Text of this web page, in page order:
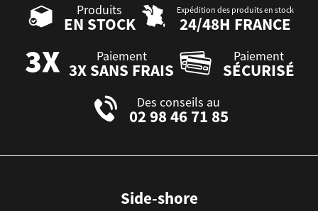
Produits
EN STOCK
Expédition des produits en stock
24/48H FRANCE
Paiement
3X SANS FRAIS
Paiement
SÉCURISÉ
Des conseils au
02 98 46 71 85
Side-shore